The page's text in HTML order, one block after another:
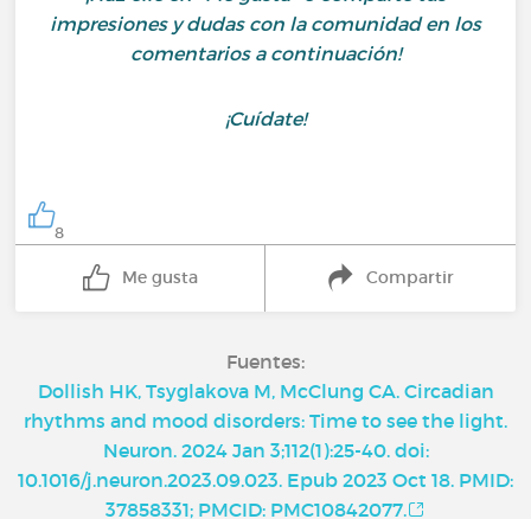
impresiones y dudas con la comunidad en los
comentarios a continuación!
¡Cuídate!
8
Me gusta Compartir
Fuentes:
Dollish HK, Tsyglakova M, McClung CA. Circadian
rhythms and mood disorders: Time to see the light.
Neuron. 2024 Jan 3;112(1):25-40. doi:
10.1016/j.neuron.2023.09.023. Epub 2023 Oct 18. PMID:
37858331; PMCID: PMC10842077.